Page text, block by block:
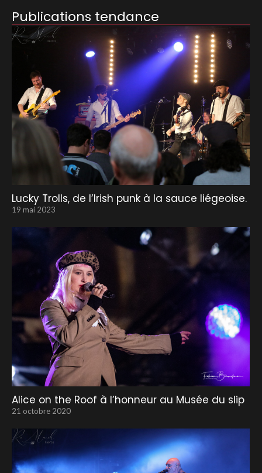
Publications tendance
Lucky Trolls, de l’Irish punk à la sauce liégeoise.
19 mai 2023
Alice on the Roof à l’honneur au Musée du slip
21 octobre 2020